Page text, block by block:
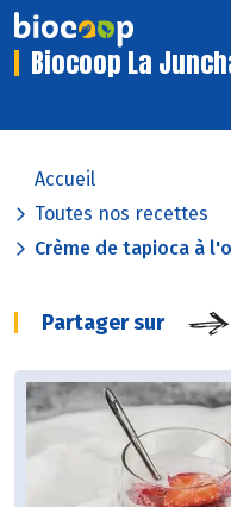
Biocoop La
Accueil
Toutes nos recettes
Crème de tapioca à
Partager sur